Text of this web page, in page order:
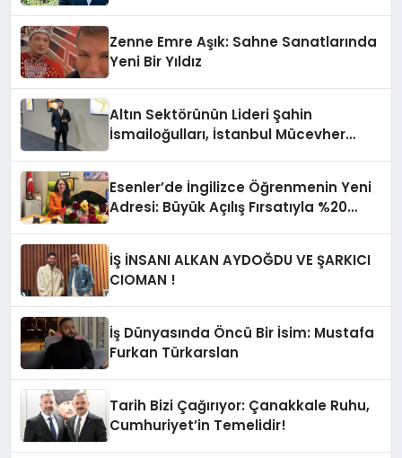
Zenne Emre Aşık: Sahne Sanatlarında
Yeni Bir Yıldız
Altın Sektörünün Lideri Şahin
İsmailoğulları, İstanbul Mücevher
Esenler’de İngilizce Öğrenmenin Yeni
Adresi: Büyük Açılış Fırsatıyla %20
İŞ İNSANI ALKAN AYDOĞDU VE ŞARKICI
CIOMAN !
İş Dünyasında Öncü Bir İsim: Mustafa
Furkan Türkarslan
Tarih Bizi Çağırıyor: Çanakkale Ruhu,
Cumhuriyet’in Temelidir!